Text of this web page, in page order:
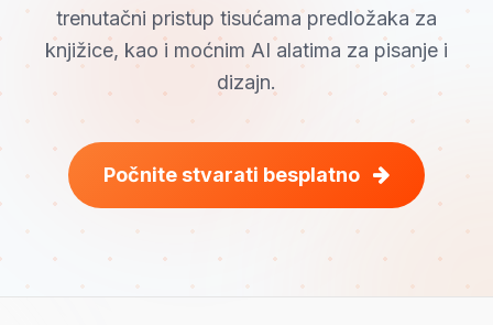
trenutačni pristup tisućama predložaka za
knjižice, kao i moćnim AI alatima za pisanje i
dizajn.
Počnite stvarati besplatno